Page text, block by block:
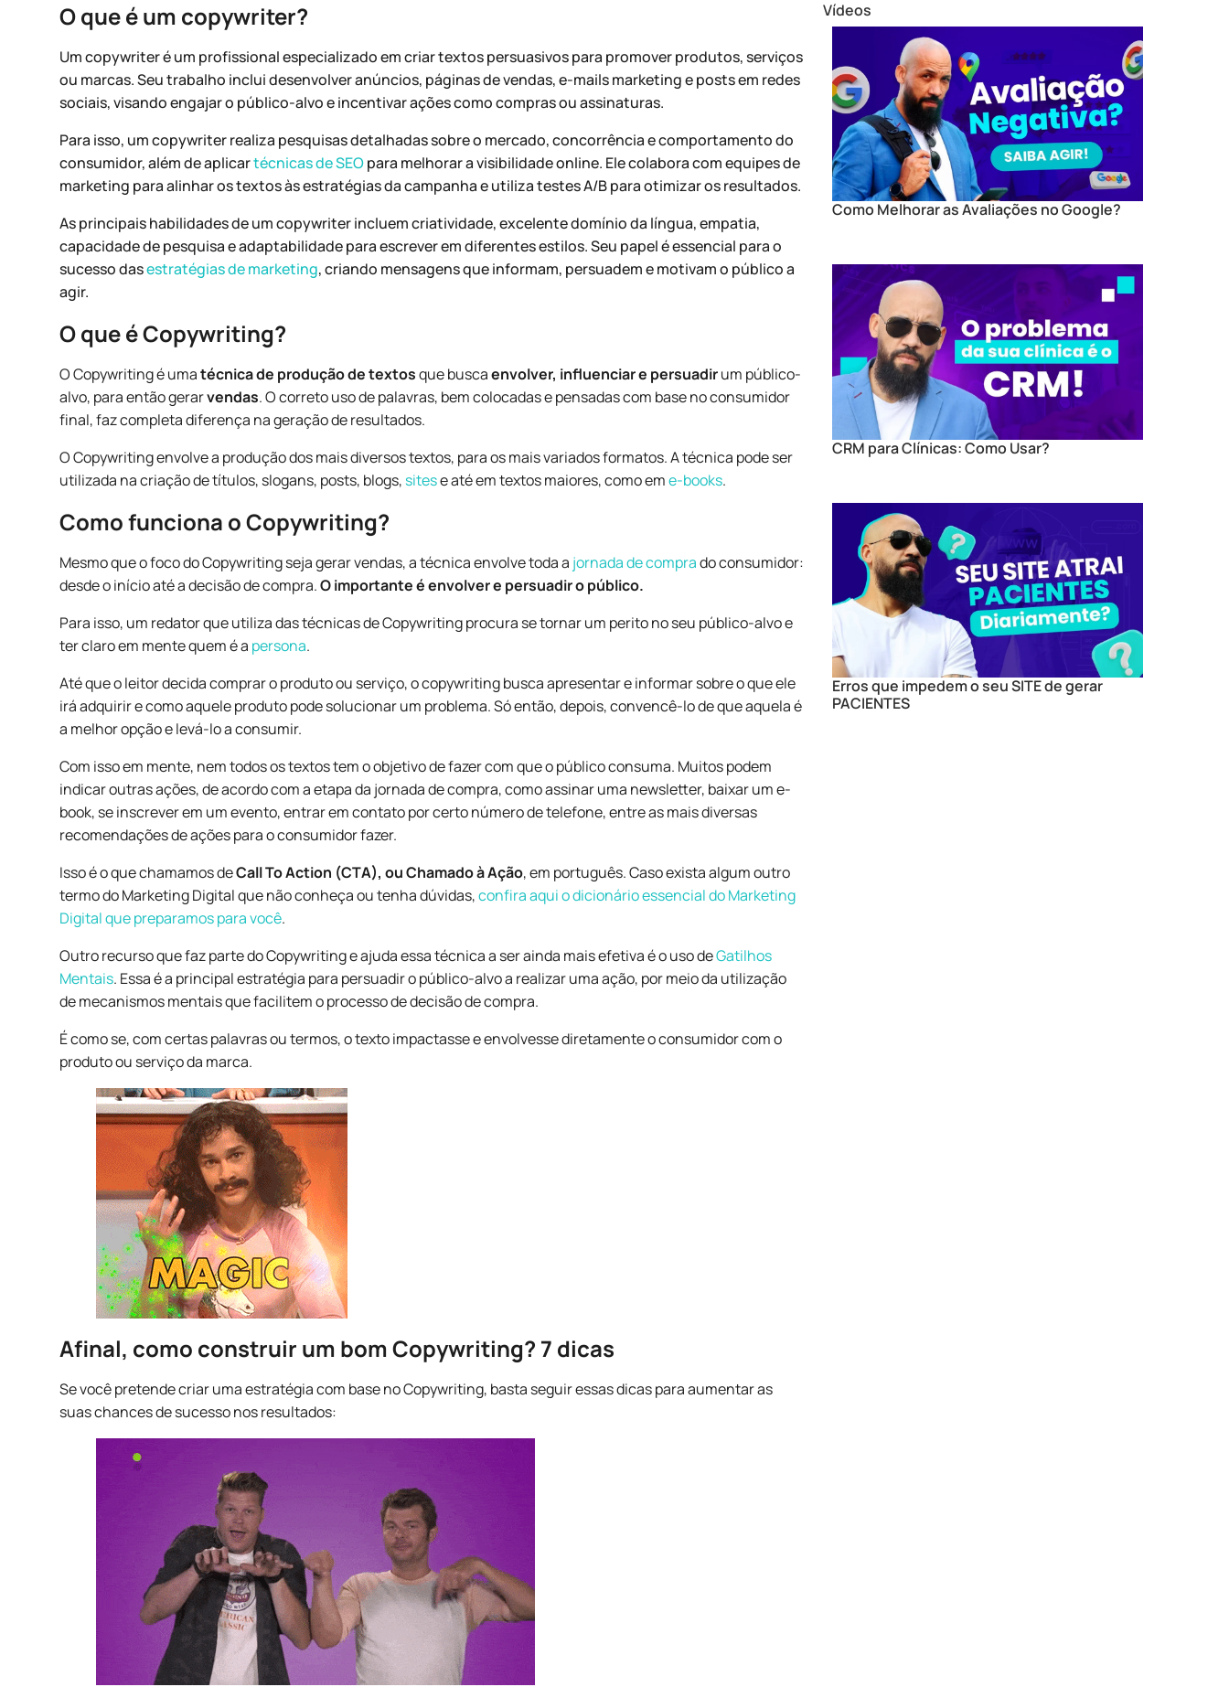
O que é um copywriter?
Um copywriter é um profissional especializado em criar textos persuasivos para promover produtos, serviços
ou marcas. Seu trabalho inclui desenvolver anúncios, páginas de vendas, e-mails marketing e posts em redes
sociais, visando engajar o público-alvo e incentivar ações como compras ou assinaturas.
Para isso, um copywriter realiza pesquisas detalhadas sobre o mercado, concorrência e comportamento do
consumidor, além de aplicartécnicas de SEOpara melhorar a visibilidade online. Ele colabora com equipes de
marketing para alinhar os textos às estratégias da campanha e utiliza testes A/B para otimizar os resultados.
As principais habilidades de um copywriter incluem criatividade, excelente domínio da língua, empatia,
capacidade de pesquisa e adaptabilidade para escrever em diferentes estilos. Seu papel é essencial para o
sucesso dasestratégias de marketing, criando mensagens que informam, persuadem e motivam o público a
agir.
O que é Copywriting?
O Copywriting é umatécnica de produção de textosque buscaenvolver, influenciar e persuadirum público-
alvo, para então gerarvendas. O correto uso de palavras, bem colocadas e pensadas com base no consumidor
final, faz completa diferença na geração de resultados.
O Copywriting envolve a produção dos mais diversos textos, para os mais variados formatos. A técnica pode ser
utilizada na criação de títulos, slogans, posts, blogs, sitese até em textos maiores, como eme-books.
Como funciona o Copywriting?
Mesmo que o foco do Copywriting seja gerar vendas, a técnica envolve toda a jornada de comprado consumidor:
desde o início até a decisão de compra.O importante é envolver e persuadir o público.
Para isso, um redator que utiliza das técnicas de Copywriting procura se tornar um perito no seu público-alvo e
ter claro em mente quem é a persona.
Até que o leitor decida comprar o produto ou serviço, o copywriting busca apresentar e informar sobre o que ele
irá adquirir e como aquele produto pode solucionar um problema. Só então, depois, convencê-lo de que aquela é
a melhor opção e levá-lo a consumir.
Com isso em mente, nem todos os textos tem o objetivo de fazer com que o público consuma. Muitos podem
indicar outras ações, de acordo com a etapa da jornada de compra, como assinar uma newsletter, baixar um e-
book, se inscrever em um evento, entrar em contato por certo número de telefone, entre as mais diversas
recomendações de ações para o consumidor fazer.
Isso é o que chamamos deCall To Action (CTA), ou Chamado à Ação, em português. Caso exista algum outro
termo do Marketing Digital que não conheça ou tenha dúvidas,confira aqui o dicionário essencial do Marketing
Digital que preparamos para você.
Outro recurso que faz parte do Copywriting e ajuda essa técnica a ser ainda mais efetiva é o uso deGatilhos
Mentais. Essa é a principal estratégia para persuadir o público-alvo a realizar uma ação, por meio da utilização
de mecanismos mentais que facilitem o processo de decisão de compra.
É como se, com certas palavras ou termos, o texto impactasse e envolvesse diretamente o consumidor com o
produto ou serviço da marca.
Afinal, como construir um bom Copywriting? 7 dicas
Se você pretende criar uma estratégia com base no Copywriting, basta seguir essas dicas para aumentar as
suas chances de sucesso nos resultados:
Vídeos
Como Melhorar as Avaliações no Google?
CRM para Clínicas: Como Usar?
Erros que impedem o seu SITE de gerar
PACIENTES